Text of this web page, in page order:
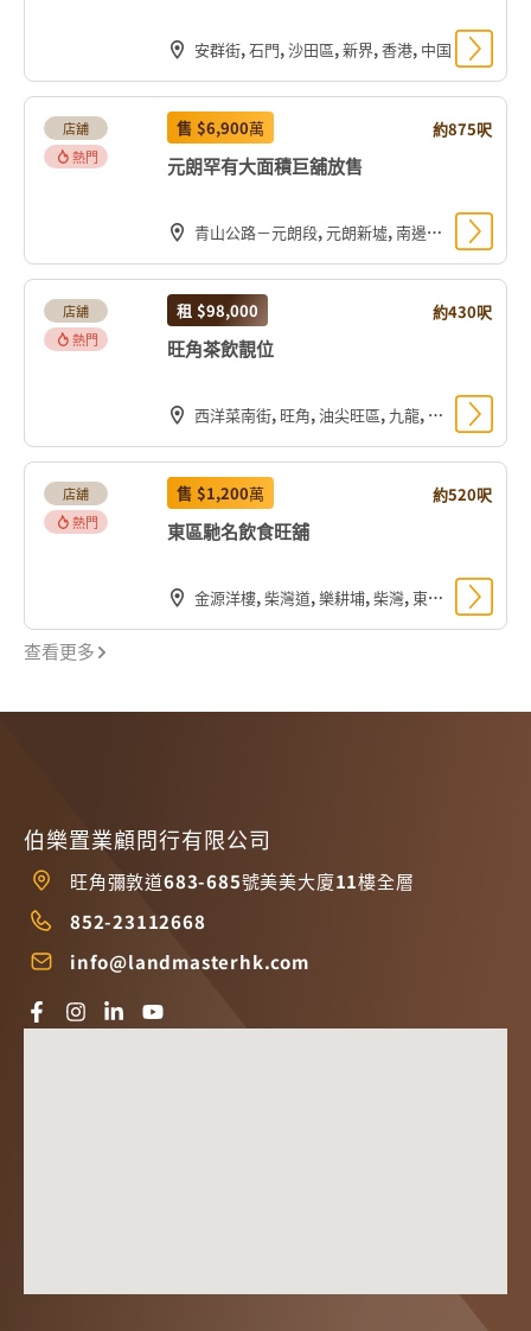
查看更多
安群街, 石門, 沙田區, 新界, 香港, 中国
店舖
熱門
售 $6,900萬 約875呎
元朗罕有大面積巨舖放售
青山公路－元朗段, 元朗新墟, 南邊圍, 元朗區, 新界, 香港, 中国
店舖
熱門
租 $98,000 約430呎
旺角茶飲靚位
西洋菜南街, 旺角, 油尖旺區, 九龍, 香港, 中国
店舖
熱門
售 $1,200萬 約520呎
東區馳名飲食旺舖
金源洋樓, 柴灣道, 樂耕埔, 柴灣, 東區, 香港島, 香港, 中国
伯樂置業顧問行有限公司
旺角彌敦道683-685號美美大廈11樓全層
852-23112668
info@landmasterhk.com